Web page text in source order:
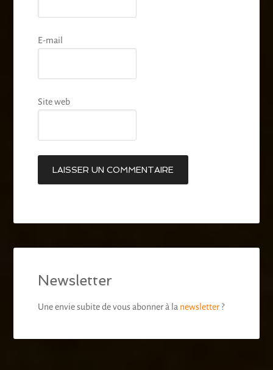
E-mail
Site web
Newsletter
Une envie subite de vous abonner à la newsletter ?